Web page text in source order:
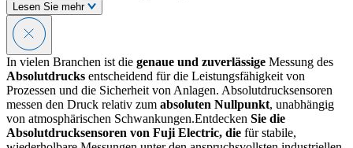
Lesen Sie mehr
In vielen Branchen ist die genaue und zuverlässige Messung des
Absolutdrucks entscheidend für die Leistungsfähigkeit von
Prozessen und die Sicherheit von Anlagen. Absolutdrucksensoren
messen den Druck relativ zum absoluten Nullpunkt, unabhängig
von atmosphärischen Schwankungen.Entdecken Sie die
Absolutdrucksensoren von Fuji Electric, die für stabile,